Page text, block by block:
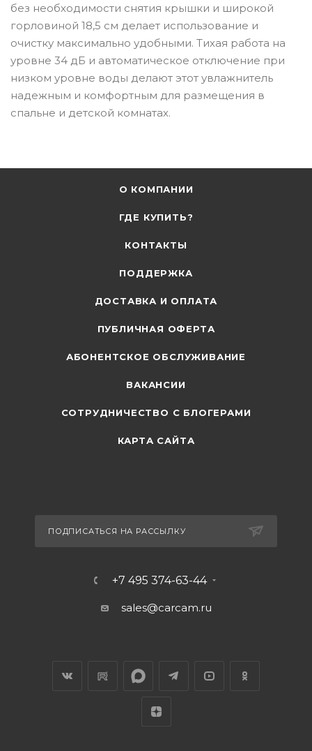
без необходимости снятия крышки и широкой
горловиной 18,5 см делает использование и
очистку максимально удобными. Тихая работа на
уровне 34 дБ и автоматическое отключение при
низком уровне воды делают этот увлажнитель
надежным и комфортным для размещения в
спальне и детской комнатах.
О КОМПАНИИ
ГДЕ КУПИТЬ?
КОНТАКТЫ
ПОДДЕРЖКА
ДОСТАВКА И ОПЛАТА
ПУБЛИЧНАЯ ОФЕРТА
АБОНЕНТСКОЕ ОБСЛУЖИВАНИЕ
ВАКАНСИИ
СОТРУДНИЧЕСТВО С БЛОГЕРАМИ
КАРТА САЙТА
ПОДПИСАТЬСЯ НА РАССЫЛКУ
+7 495 374-63-44
sales@carcam.ru